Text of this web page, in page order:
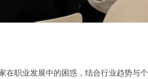
在职业发展中的困惑，结合行业趋势与个